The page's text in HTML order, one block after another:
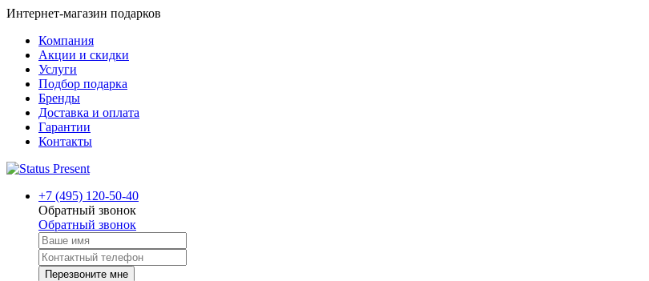
Интернет-магазин подарков
Компания
Акции и скидки
Услуги
Подбор подарка
Бренды
Доставка и оплата
Гарантии
Контакты
+7 (495) 120-50-40
Обратный звонок
Обратный звонок
Перезвоните мне